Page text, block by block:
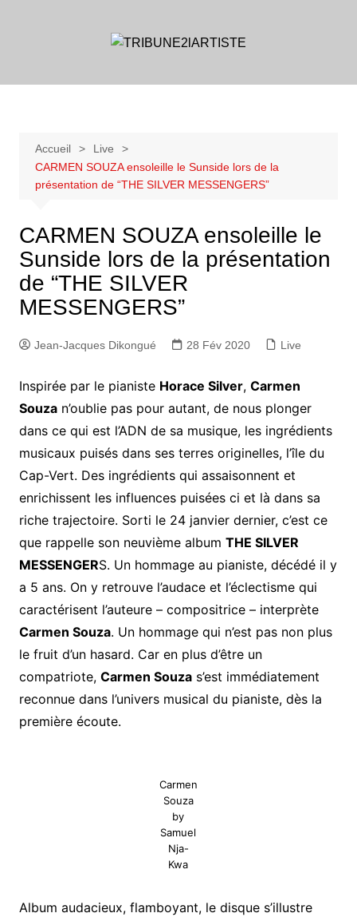
Accueil
Live
CARMEN SOUZA ensoleille le Sunside lors de la
présentation de “THE SILVER MESSENGERS”
CARMEN SOUZA ensoleille le
Sunside lors de la présentation
de “THE SILVER
MESSENGERS”
Jean-Jacques Dikongué 28 Fév 2020 Live
Inspirée par le pianiste Horace Silver, Carmen
Souzan’oublie pas pour autant, de nous plonger
dans ce qui est l’ADN de sa musique, les ingrédients
musicaux puisés dans ses terres originelles, l’île du
Cap-Vert. Des ingrédients qui assaisonnent et
enrichissent les influences puisées ci et là dans sa
riche trajectoire. Sorti le 24 janvier dernier, c’est ce
que rappelle son neuvième album THE SILVER
MESSENGERS. Un hommage au pianiste, décédé il y
a 5 ans. On y retrouve l’audace et l’éclectisme qui
caractérisent l’auteure – compositrice – interprète
Carmen Souza. Un hommage qui n’est pas non plus
le fruit d’un hasard. Car en plus d’être un
compatriote, Carmen Souzas’est immédiatement
reconnue dans l’univers musical du pianiste, dès la
première écoute.
Carmen
Souza
by
Samuel
Nja-
Kwa
Album audacieux, flamboyant, le disque s’illustre